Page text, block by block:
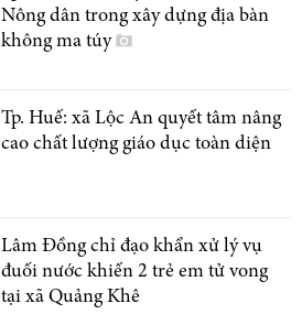
Nông dân trong xây dựng địa bàn
không ma túy
Tp. Huế: xã Lộc An quyết tâm nâng
cao chất lượng giáo dục toàn diện
Lâm Đồng chỉ đạo khẩn xử lý vụ
đuối nước khiến 2 trẻ em tử vong
tại xã Quảng Khê